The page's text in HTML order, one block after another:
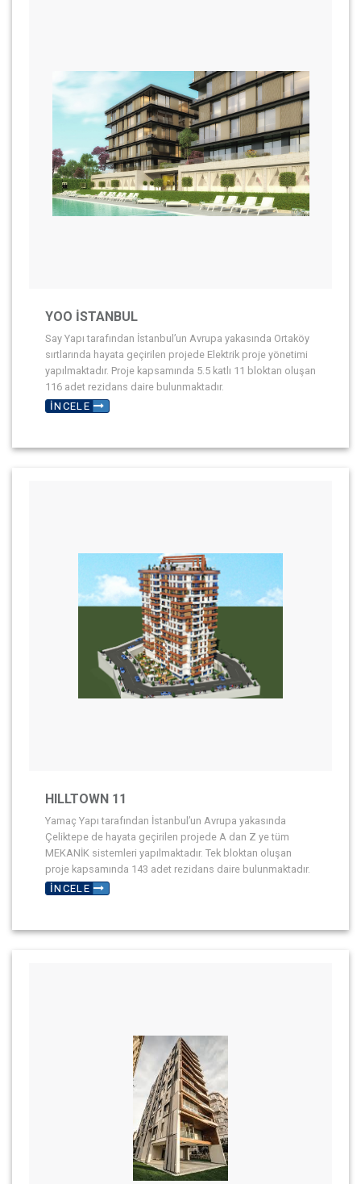
YOO İSTANBUL
Say Yapı tarafından İstanbul’un Avrupa yakasında Ortaköy
sırtlarında hayata geçirilen projede Elektrik proje yönetimi
yapılmaktadır. Proje kapsamında 5.5 katlı 11 bloktan oluşan
116 adet rezidans daire bulunmaktadır.
İNCELE
HILLTOWN 11
Yamaç Yapı tarafından İstanbul’un Avrupa yakasında
Çeliktepe de hayata geçirilen projede A dan Z ye tüm
MEKANİK sistemleri yapılmaktadır. Tek bloktan oluşan
proje kapsamında 143 adet rezidans daire bulunmaktadır.
İNCELE